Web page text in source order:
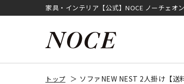
家具・インテリア【公式】NOCE ノーチェオ
トップ ソファNEW NEST 2人掛け【送